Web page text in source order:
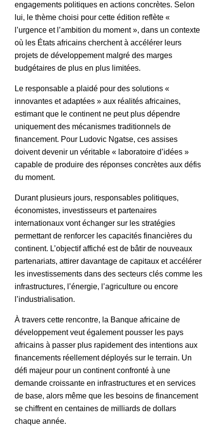
engagements politiques en actions concrètes. Selon
lui, le thème choisi pour cette édition reflète «
l’urgence et l’ambition du moment », dans un contexte
où les États africains cherchent à accélérer leurs
projets de développement malgré des marges
budgétaires de plus en plus limitées.
Le responsable a plaidé pour des solutions «
innovantes et adaptées » aux réalités africaines,
estimant que le continent ne peut plus dépendre
uniquement des mécanismes traditionnels de
financement. Pour Ludovic Ngatse, ces assises
doivent devenir un véritable « laboratoire d’idées »
capable de produire des réponses concrètes aux défis
du moment.
Durant plusieurs jours, responsables politiques,
économistes, investisseurs et partenaires
internationaux vont échanger sur les stratégies
permettant de renforcer les capacités financières du
continent. L’objectif affiché est de bâtir de nouveaux
partenariats, attirer davantage de capitaux et accélérer
les investissements dans des secteurs clés comme les
infrastructures, l’énergie, l’agriculture ou encore
l’industrialisation.
À travers cette rencontre, la Banque africaine de
développement veut également pousser les pays
africains à passer plus rapidement des intentions aux
financements réellement déployés sur le terrain. Un
défi majeur pour un continent confronté à une
demande croissante en infrastructures et en services
de base, alors même que les besoins de financement
se chiffrent en centaines de milliards de dollars
chaque année.